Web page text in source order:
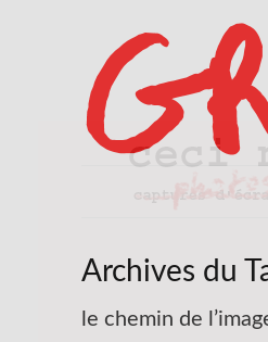
Archives du
le chemin de